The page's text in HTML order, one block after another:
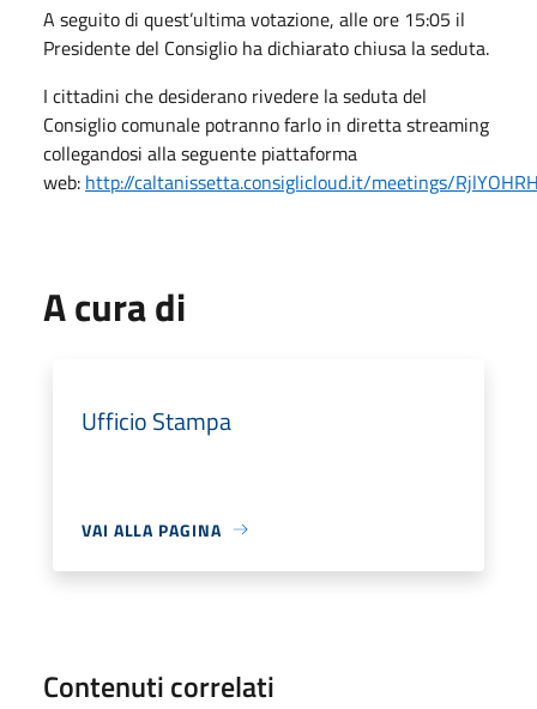
A seguito di quest’ultima votazione, alle ore 15:05 il
Presidente del Consiglio ha dichiarato chiusa la seduta.
I cittadini che desiderano rivedere la seduta del
Consiglio comunale potranno farlo in diretta streaming
collegandosi alla seguente piattaforma
web: http://caltanissetta.consiglicloud.it/meetings/
A cura di
Ufficio Stampa
VAI ALLA PAGINA
Contenuti correlati